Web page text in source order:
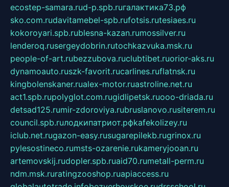
ecostep-samara.rud-p.spb.ruгалактика73.рф
sko.com.rudavitamebel-spb.rufotsis.rutesiaes.ru
kokoroyari.spb.rublesna-kazan.rumossilver.ru
lenderoq.rusergeydobrin.rutochkazvuka.msk.ru
people-of-art.rubezzubova.ruclubtibet.ruorior-aks.ru
dynamoauto.ruszk-favorit.rucarlines.ruflatnsk.ru
kingbolenskaner.rualex-motor.ruastroline.net.ru
act1.spb.rupolyglot.com.rugidlipetsk.ruooo-driada.ru
detsad125.rumir-zdoroviya.rubruslanovo.rusiterem.ru
council.spb.ruлодкипатриот.рфkafekolizey.ru
iclub.net.rugazon-easy.rusugarepilekb.rugrinox.ru
pylesostineco.rumsts-ozarenie.rukameryjooan.ru
artemovskij.rudopler.spb.ruaid70.rumetall-perm.ru
ndm.msk.ruratingzooshop.ruapiaccess.ru